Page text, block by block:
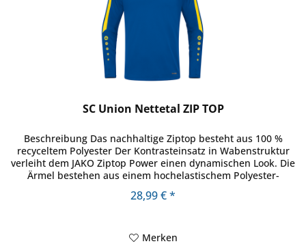
SC Union Nettetal ZIP TOP
Beschreibung Das nachhaltige Ziptop besteht aus 100 %
recyceltem Polyester Der Kontrasteinsatz in Wabenstruktur
verleiht dem JAKO Ziptop Power einen dynamischen Look. Die
Ärmel bestehen aus einem hochelastischem Polyester-
28,99 € *
Merken